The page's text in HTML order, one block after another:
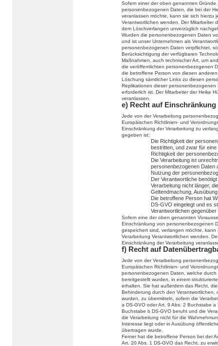
Sofern einer der oben genannten
personenbezogenen Daten, die bei der
veranlassen möchte, kann sie sich hierzu
Verantwortlichen wenden. Der Mitarbeiter
dem Löschverlangen unverzüglich
Wurden die personenbezogenen Daten
und ist unser Unternehmen als
personenbezogenen Daten verpflichtet,
Berücksichtigung der verfügbaren
Maßnahmen, auch technischer Art, um
die veröffentlichten personenbezogenen
die betroffene Person von diesen
Löschung sämtlicher Links zu diesen
Replikationen dieser
erforderlich ist. Der Mitarbeiter der Heike
veranlassen.
e) Recht auf
Jede von der Verarbeitung
Europäischen Richtlinien- und
Einschränkung der Verarbeitung zu
gegeben ist:
Die Richtigkeit der
bestritten, und zwar für
Richtigkeit der
Die Verarbeitung ist
personenbezogenen Daten
Nutzung der
Der Verantwortliche
Verarbeitung nicht länger,
Geltendmachung,
Die betroffene Person hat
DS-GVO eingelegt und es
Verantwortlichen
Sofern eine der oben genannten
Einschränkung von personenbezogenen
gespeichert sind, verlangen möchte,
Verarbeitung Verantwortlichen wenden.
Einschränkung der Verarbeitung
f) Recht auf
Jede von der Verarbeitung
Europäischen Richtlinien- und
personenbezogenen Daten, welche
bereitgestellt wurden, in einem
erhalten. Sie hat außerdem das Recht,
Behinderung durch den
wurden, zu übermitteln, sofern die
a DS-GVO oder Art. 9 Abs. 2 Buchstabe
Buchstabe b DS-GVO beruht und die
die Verarbeitung nicht für die
Interesse liegt oder in Ausübung
übertragen wurde.
Ferner hat die betroffene Person bei der
Art. 20 Abs. 1 DS-GVO das Recht, zu